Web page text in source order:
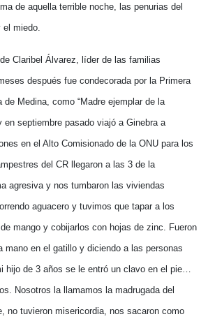
de aquella terrible noche, las penurias del
miedo.
Claribel Álvarez, líder de las familias
después fue condecorada por la Primera
de Medina, como “Madre ejemplar de la
en septiembre pasado viajó a Ginebra a
en el Alto Comisionado de la ONU para los
del CR llegaron a las 3 de la
agresiva y nos tumbaron las viviendas
aguacero y tuvimos que tapar a los
mango y cobijarlos con hojas de zinc. Fueron
mano en el gatillo y diciendo a las personas
hijo de 3 años se le entró un clavo en el pie…
Nosotros la llamamos la madrugada del
no tuvieron misericordia, nos sacaron como